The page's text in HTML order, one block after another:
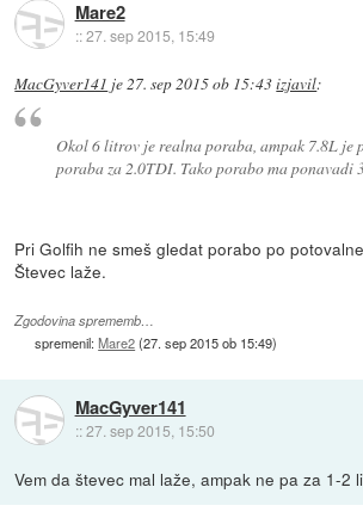
Mare2
::27. sep 2015, 15:49
MacGyver141 je 27. sep 2015 ob 15:43izjavil:
Okol 6 litrov je realna poraba, ampak 7.8L je
poraba za 2.0TDI. Tako porabo ma ponavadi
Pri Golfih ne smeš gledat porabo po
Števec laže.
Zgodovina sprememb…
spremenil:Mare2(27. sep 2015 ob 15:49)
MacGyver141
::27. sep 2015, 15:50
Vem da števec mal laže, ampak ne pa za 1-2